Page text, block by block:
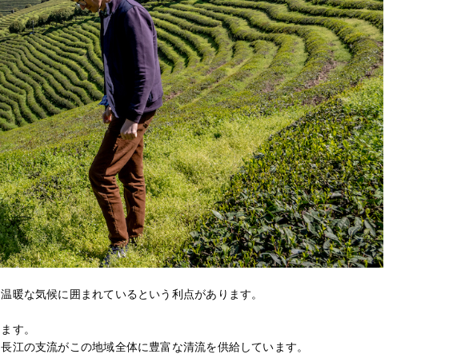
暖な気候に囲まれているという利点があります。
す。
江の支流がこの地域全体に豊富な清流を供給しています。